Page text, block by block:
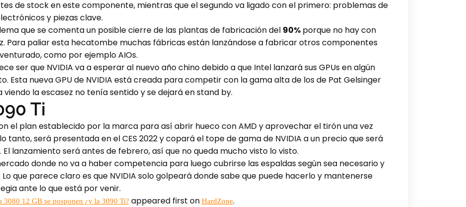
de stock en este componente, mientras que el segundo va ligado con el primero: problemas de
y piezas clave.
que se comenta un posible cierre de las plantas de fabricación del 90% porque no hay con
Para paliar esta hecatombe muchas fábricas están lanzándose a fabricar otros componentes
como por ejemplo AIOs.
ser que NVIDIA va a esperar al nuevo año chino debido a que Intel lanzará sus GPUs en algún
Esta nueva GPU de NVIDIA está creada para competir con la gama alta de los de Pat Gelsinger
la escasez no tenía sentido y se dejará en stand by.
Ti
el plan establecido por la marca para así abrir hueco con AMD y aprovechar el tirón una vez
tanto, será presentada en el CES 2022 y copará el tope de gama de NVIDIA a un precio que será
lanzamiento será antes de febrero, así que no queda mucho visto lo visto.
donde no va a haber competencia para luego cubrirse las espaldas según sea necesario y
que parece claro es que NVIDIA solo golpeará donde sabe que puede hacerlo y mantenerse
ante lo que está por venir.
12 GB se posponen ¿y la 3090 Ti? appeared first on HardZone.